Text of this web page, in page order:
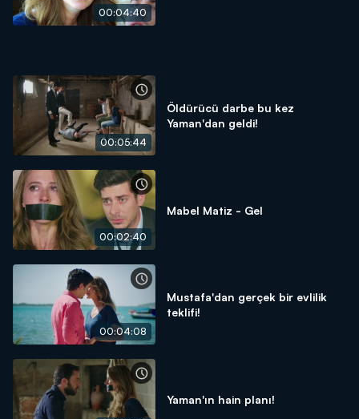
00:04:40
00:05:44
Öldürücü darbe bu kez
Yaman'dan geldi!
00:02:40
Mabel Matiz - Gel
00:04:08
Mustafa'dan gerçek bir evlilik
teklifi!
Yaman'ın hain planı!